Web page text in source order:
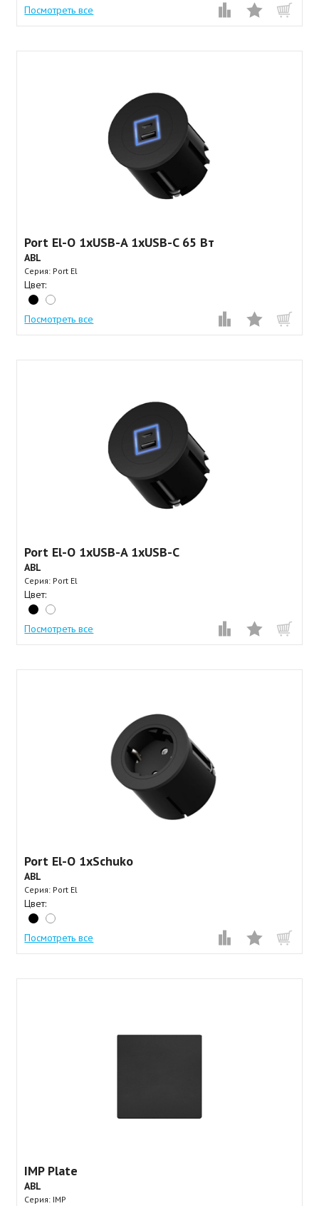
Посмотреть все
Port El-O 1xUSB-A 1xUSB-C 65 Вт
ABL
Серия: Port El
Цвет:
Посмотреть все
Port El-O 1xUSB-A 1xUSB-C
ABL
Серия: Port El
Цвет:
Посмотреть все
Port El-O 1xSchuko
ABL
Серия: Port El
Цвет:
Посмотреть все
IMP Plate
ABL
Серия: IMP